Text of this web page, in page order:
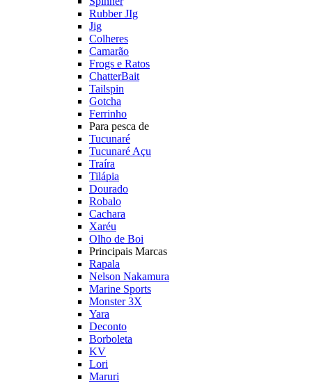
Rubber JIg
Jig
Colheres
Camarão
Frogs e Ratos
ChatterBait
Tailspin
Gotcha
Ferrinho
Para pesca de
Tucunaré
Tucunaré Açu
Traíra
Tilápia
Dourado
Robalo
Cachara
Xaréu
Olho de Boi
Principais Marcas
Rapala
Nelson Nakamura
Marine Sports
Monster 3X
Yara
Deconto
Borboleta
KV
Lori
Maruri